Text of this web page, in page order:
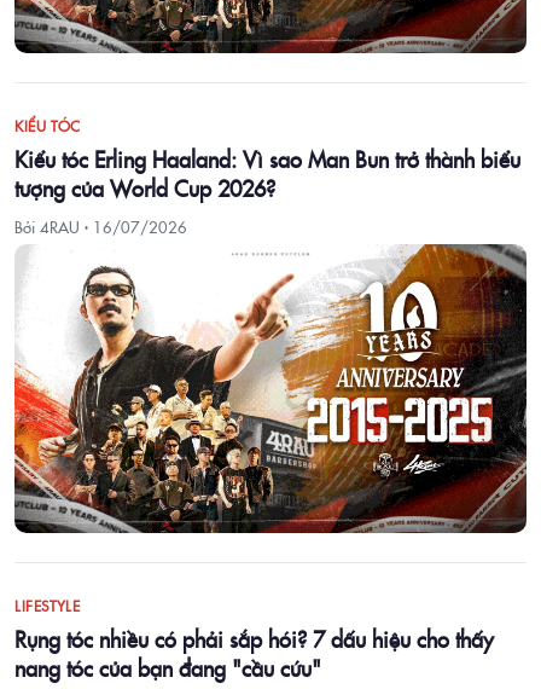
KIỂU TÓC
Kiểu tóc Erling Haaland: Vì sao Man Bun trở thành biểu
tượng của World Cup 2026?
Bởi 4RAU · 16/07/2026
LIFESTYLE
Rụng tóc nhiều có phải sắp hói? 7 dấu hiệu cho thấy
nang tóc của bạn đang "cầu cứu"